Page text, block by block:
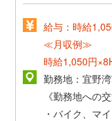
給与：時給
≪月収例≫
時給1,050円
≪社員登用後≫
*想定年収：
勤務地：宜野
《勤務地への交
・バイク、マ